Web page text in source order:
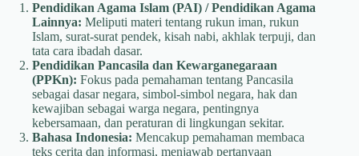
Pendidikan Agama Islam (PAI) / Pendidikan Agama
Lainnya: Meliputi materi tentang rukun iman, rukun
Islam, surat-surat pendek, kisah nabi, akhlak terpuji, dan
tata cara ibadah dasar.
Pendidikan Pancasila dan Kewarganegaraan
(PPKn): Fokus pada pemahaman tentang Pancasila
sebagai dasar negara, simbol-simbol negara, hak dan
kewajiban sebagai warga negara, pentingnya
kebersamaan, dan peraturan di lingkungan sekitar.
Bahasa Indonesia: Mencakup pemahaman membaca
teks cerita dan informasi, menjawab pertanyaan